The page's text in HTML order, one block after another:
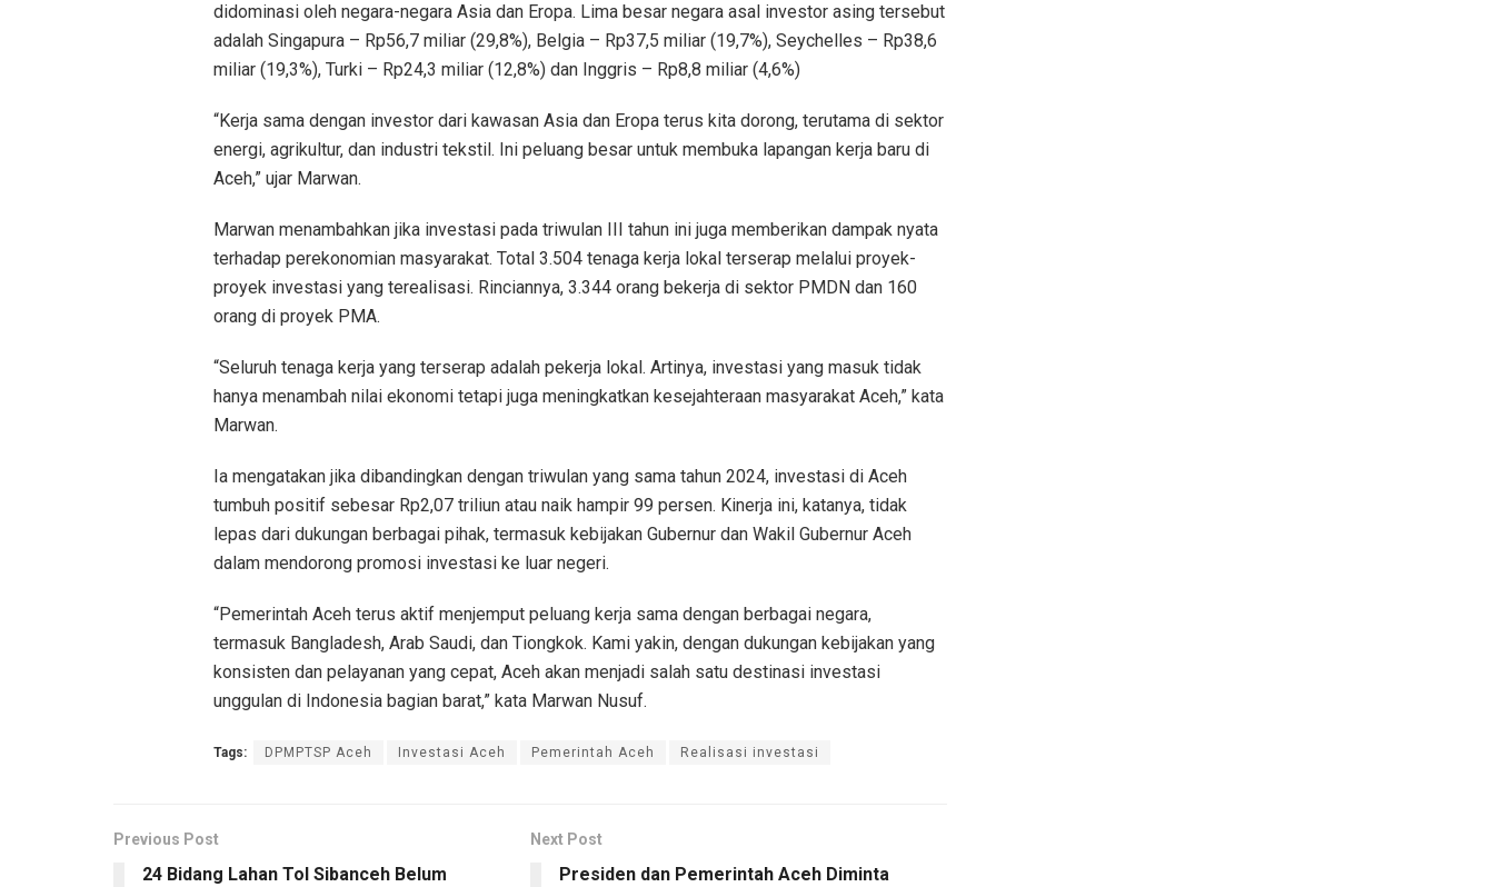
didominasi oleh negara-negara Asia dan Eropa. Lima besar negara asal investor asing tersebut
adalah Singapura – Rp56,7 miliar (29,8%), Belgia – Rp37,5 miliar (19,7%), Seychelles – Rp38,6
miliar (19,3%), Turki – Rp24,3 miliar (12,8%) dan Inggris – Rp8,8 miliar (4,6%)
“Kerja sama dengan investor dari kawasan Asia dan Eropa terus kita dorong, terutama di sektor
energi, agrikultur, dan industri tekstil. Ini peluang besar untuk membuka lapangan kerja baru di
Aceh,” ujar Marwan.
Marwan menambahkan jika investasi pada triwulan III tahun ini juga memberikan dampak nyata
terhadap perekonomian masyarakat. Total 3.504 tenaga kerja lokal terserap melalui proyek-
proyek investasi yang terealisasi. Rinciannya, 3.344 orang bekerja di sektor PMDN dan 160
orang di proyek PMA.
“Seluruh tenaga kerja yang terserap adalah pekerja lokal. Artinya, investasi yang masuk tidak
hanya menambah nilai ekonomi tetapi juga meningkatkan kesejahteraan masyarakat Aceh,” kata
Marwan.
Ia mengatakan jika dibandingkan dengan triwulan yang sama tahun 2024, investasi di Aceh
tumbuh positif sebesar Rp2,07 triliun atau naik hampir 99 persen. Kinerja ini, katanya, tidak
lepas dari dukungan berbagai pihak, termasuk kebijakan Gubernur dan Wakil Gubernur Aceh
dalam mendorong promosi investasi ke luar negeri.
“Pemerintah Aceh terus aktif menjemput peluang kerja sama dengan berbagai negara,
termasuk Bangladesh, Arab Saudi, dan Tiongkok. Kami yakin, dengan dukungan kebijakan yang
konsisten dan pelayanan yang cepat, Aceh akan menjadi salah satu destinasi investasi
unggulan di Indonesia bagian barat,” kata Marwan Nusuf.
Tags: DPMPTSP Aceh Investasi Aceh Pemerintah Aceh Realisasi investasi
Previous Post
24 Bidang Lahan Tol Sibanceh Belum
Next Post
Presiden dan Pemerintah Aceh Diminta